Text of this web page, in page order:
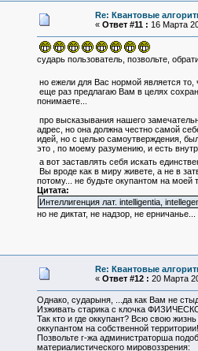
Re: Квантовые
« Ответ #11 : 16 Марта
сударь пользователь, позвольте,
но ежели для Вас нормой является
еще раз предлагаю Вам в целях
понимаете...
про высказывания нашего
адрес, но она должна честно самой
идей, но с целью самоутверждения,
это , по моему разумению, и есть
а вот заставлять себя искать
Вы вроде как в миру живете, а не в
потому... не будьте окупантом на моей
Цитата:
Интеллигенция лат. intelligentia,
но не диктат, не надзор, не ерничанье...
Re: Квантовые
« Ответ #12 : 20 Марта
Однако, сударыня, ...да как Вам не
Изживать старика с клочка
Так кто и где оккупант? Всю свою
оккупантом на собственной
Позвольте г-жа администраторша
материалистического мировоззрения: